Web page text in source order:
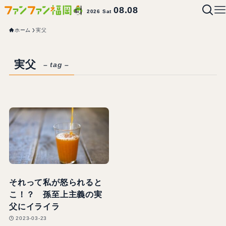
2026 Sat08.08
ホーム 実父
実父 – tag –
それって私が怒られると
こ！？ 孫至上主義の実
父にイライラ
2023-03-23